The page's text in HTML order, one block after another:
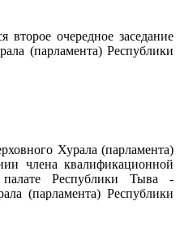
второе очередное заседание
(парламента) Республики
Хурала (парламента)
члена квалификационной
Республики Тыва -
(парламента) Республики